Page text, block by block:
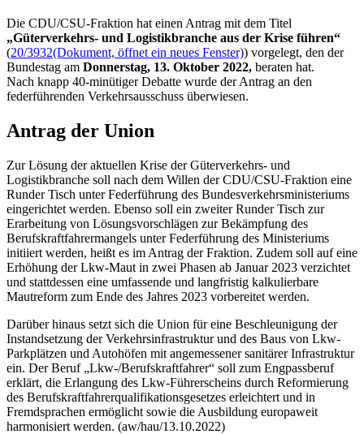
Die CDU/CSU-Fraktion hat einen Antrag mit dem Titel
„Güterverkehrs- und Logistikbranche aus der Krise führen“
(20/3932(Dokument, öffnet ein neues Fenster)) vorgelegt, den der
Bundestag am Donnerstag, 13. Oktober 2022, beraten hat.
Nach knapp 40-minütiger Debatte wurde der Antrag an den
federführenden Verkehrsausschuss überwiesen.
Antrag der Union
Zur Lösung der aktuellen Krise der Güterverkehrs- und
Logistikbranche soll nach dem Willen der CDU/CSU-Fraktion eine
Runder Tisch unter Federführung des Bundesverkehrsministeriums
eingerichtet werden. Ebenso soll ein zweiter Runder Tisch zur
Erarbeitung von Lösungsvorschlägen zur Bekämpfung des
Berufskraftfahrermangels unter Federführung des Ministeriums
initiiert werden, heißt es im Antrag der Fraktion. Zudem soll auf eine
Erhöhung der Lkw-Maut in zwei Phasen ab Januar 2023 verzichtet
und stattdessen eine umfassende und langfristig kalkulierbare
Mautreform zum Ende des Jahres 2023 vorbereitet werden.
Darüber hinaus setzt sich die Union für eine Beschleunigung der
Instandsetzung der Verkehrsinfrastruktur und des Baus von Lkw-
Parkplätzen und Autohöfen mit angemessener sanitärer Infrastruktur
ein. Der Beruf „Lkw-/Berufskraftfahrer“ soll zum Engpassberuf
erklärt, die Erlangung des Lkw-Führerscheins durch Reformierung
des Berufskraftfahrerqualifikationsgesetzes erleichtert und in
Fremdsprachen ermöglicht sowie die Ausbildung europaweit
harmonisiert werden. (aw/hau/13.10.2022)